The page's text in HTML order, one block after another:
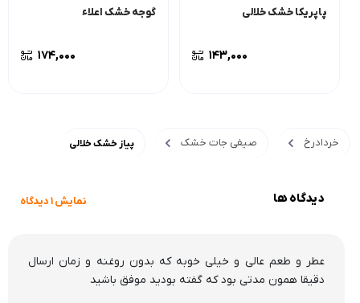
پاپریکا خشک خلالی
143,000
گوجه خشک اعلاء
174,000
خردادرخ صیفی جات خشک پیاز خشک خلالی
دیدگاه ها نمایش 1 دیدگاه
عطر و طعم عالی و خیلی خوبه که بدون روغنه و زمان ارسال
دقیقا همون مدتی بود که گفته بودید موفق باشید